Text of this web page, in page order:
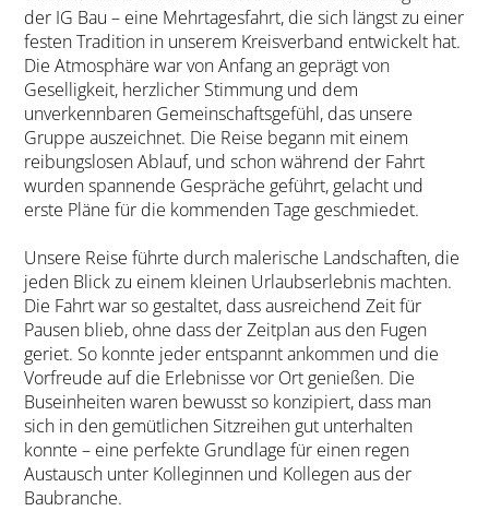
der IG Bau – eine Mehrtagesfahrt, die sich längst zu einer
festen Tradition in unserem Kreisverband entwickelt hat.
Die Atmosphäre war von Anfang an geprägt von
Geselligkeit, herzlicher Stimmung und dem
unverkennbaren Gemeinschaftsgefühl, das unsere
Gruppe auszeichnet. Die Reise begann mit einem
reibungslosen Ablauf, und schon während der Fahrt
wurden spannende Gespräche geführt, gelacht und
erste Pläne für die kommenden Tage geschmiedet.
Unsere Reise führte durch malerische Landschaften, die
jeden Blick zu einem kleinen Urlaubserlebnis machten.
Die Fahrt war so gestaltet, dass ausreichend Zeit für
Pausen blieb, ohne dass der Zeitplan aus den Fugen
geriet. So konnte jeder entspannt ankommen und die
Vorfreude auf die Erlebnisse vor Ort genießen. Die
Buseinheiten waren bewusst so konzipiert, dass man
sich in den gemütlichen Sitzreihen gut unterhalten
konnte – eine perfekte Grundlage für einen regen
Austausch unter Kolleginnen und Kollegen aus der
Baubranche.